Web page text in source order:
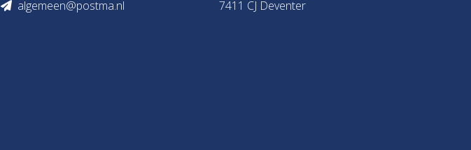
algemeen@postma.nl
7411 CJ Deventer